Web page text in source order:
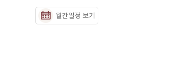
월간일정 보기